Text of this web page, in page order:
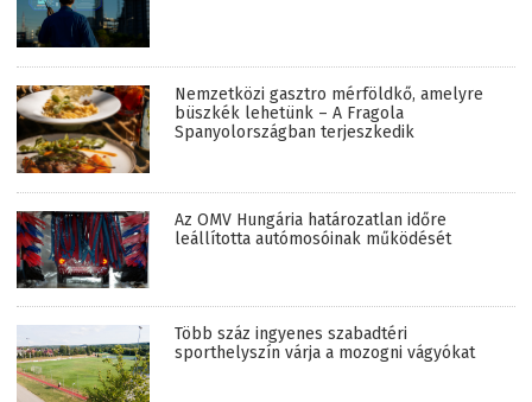
Nemzetközi gasztro mérföldkő, amelyre
büszkék lehetünk – A Fragola
Spanyolországban terjeszkedik
Az OMV Hungária határozatlan időre
leállította autómosóinak működését
Több száz ingyenes szabadtéri
sporthelyszín várja a mozogni vágyókat